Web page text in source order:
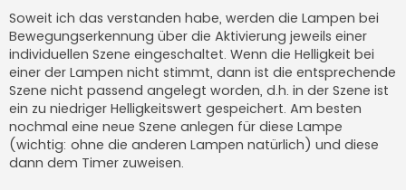
s
t
Soweit ich das verstanden habe, werden die Lampen bei
Bewegungserkennung über die Aktivierung jeweils einer
individuellen Szene eingeschaltet. Wenn die Helligkeit bei
einer der Lampen nicht stimmt, dann ist die entsprechende
Szene nicht passend angelegt worden, d.h. in der Szene ist
ein zu niedriger Helligkeitswert gespeichert. Am besten
nochmal eine neue Szene anlegen für diese Lampe
(wichtig: ohne die anderen Lampen natürlich) und diese
dann dem Timer zuweisen.